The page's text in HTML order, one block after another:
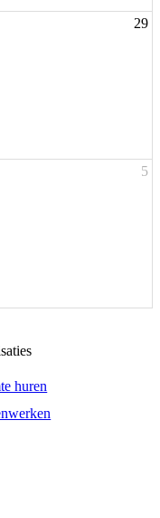
29
5
huren